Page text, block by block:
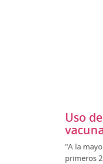
Uso
"A la
primeros